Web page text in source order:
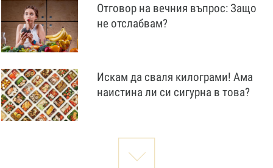
Отговор на вечния въпрос: Защо
не отслабвам?
Искам да сваля килограми! Ама
наистина ли си сигурна в това?